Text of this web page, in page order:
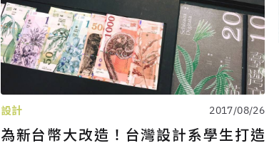
設計 2017/08/26
為新台幣大改造！台灣設計系學生打造